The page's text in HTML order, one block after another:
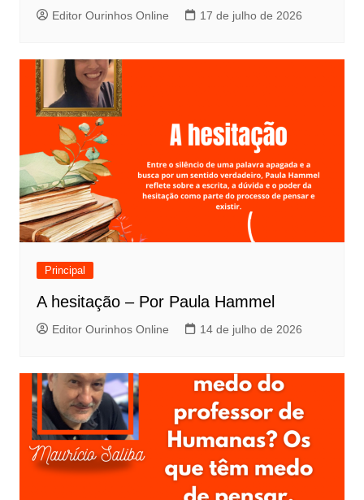
Editor Ourinhos Online 17 de julho de 2026
Principal
A hesitação – Por Paula Hammel
Editor Ourinhos Online 14 de julho de 2026